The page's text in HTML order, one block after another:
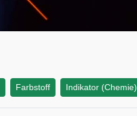
Farbstoff Indikator (Chemie)